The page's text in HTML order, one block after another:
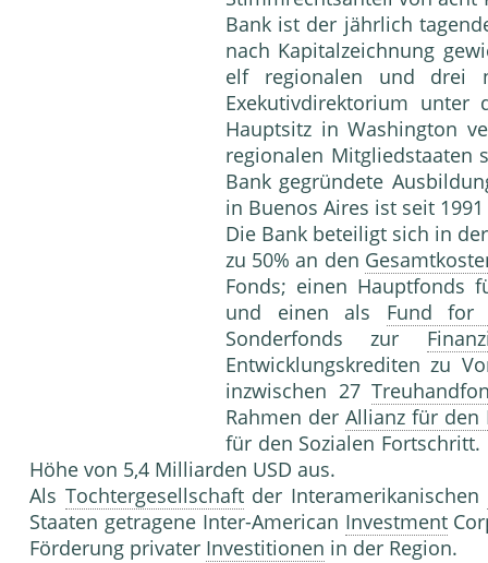
Bank ist der jährlich
nach Kapitalzeichnung
elf regionalen und drei
Exekutivdirektorium unter
Hauptsitz in Washington
regionalen Mitgliedstaaten
Bank gegründete
in Buenos Aires ist seit
Die Bank beteiligt sich in
zu 50% an den
Fonds; einen Hauptfonds
und einen als Fund for
Sonderfonds zur
Entwicklungskrediten zu
inzwischen 27
Rahmen der Allianz für den
für den Sozialen
Höhe von 5,4 Milliarden USD aus.
Als Tochtergesellschaftder Interamerikanischen
Staaten getragene Inter-American Investment
Förderung privater Investitionen in der Region.